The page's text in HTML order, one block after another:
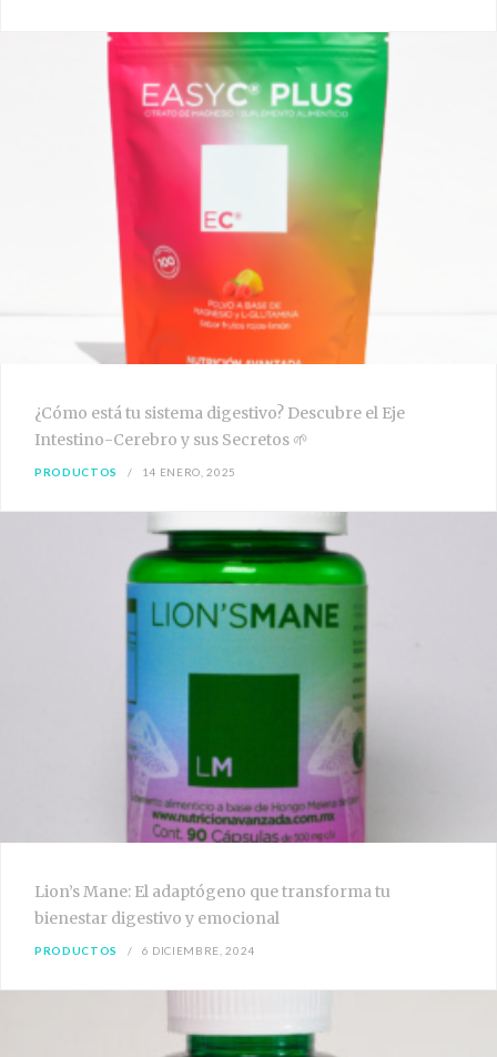
¿Cómo está tu sistema digestivo? Descubre el Eje
Intestino-Cerebro y sus Secretos 🌱
PRODUCTOS 14 ENERO, 2025
Lion’s Mane: El adaptógeno que transforma tu
bienestar digestivo y emocional
PRODUCTOS 6 DICIEMBRE, 2024